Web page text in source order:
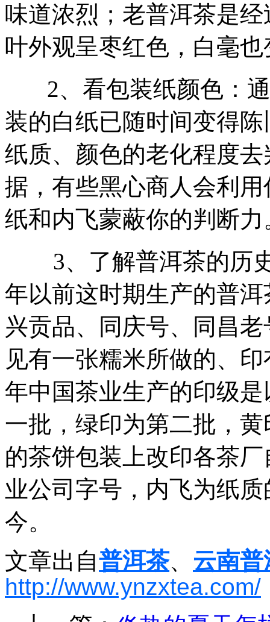
味道浓烈；老普洱茶是
叶外观呈枣红色，白毫
2、看包装纸颜色：通
装的白纸已随时间变得
纸质、颜色的老化程度
据，有些黑心商人会利
纸和内飞蒙蔽你的判断力
3、了解普洱茶的历史
年以前这时期生产的普
兴贡品、同庆号、同昌
见有一张糯米所做的、
年中国茶业生产的印级
一批，绿印为第二批，
的茶饼包装上改印各茶
业公司字号，内飞为纸
今。
文章出自普洱茶、 云南普
http://www.ynzxtea.com/